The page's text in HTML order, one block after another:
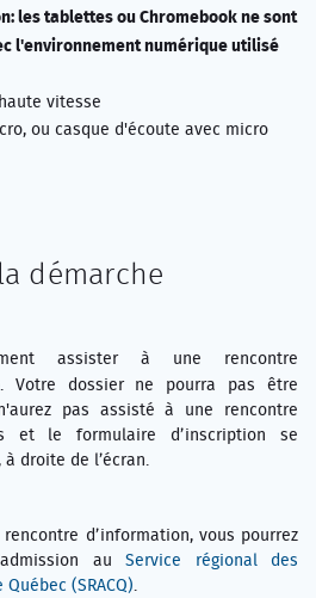
les tablettes ou Chromebook ne sont
l'environnement numérique utilisé
vitesse
ou casque d'écoute avec micro
démarche
assister à une rencontre
. Votre dossier ne pourra pas être
pas assisté à une rencontre
et le formulaire d’inscription se
droite de l’écran.
d’information, vous pourrez
auService régional des
(SRACQ).